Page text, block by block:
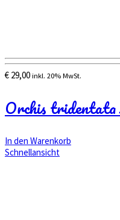
€ 29,00 inkl. 20% MwSt.
Orchis tridentata
In den Warenkorb
Schnellansicht